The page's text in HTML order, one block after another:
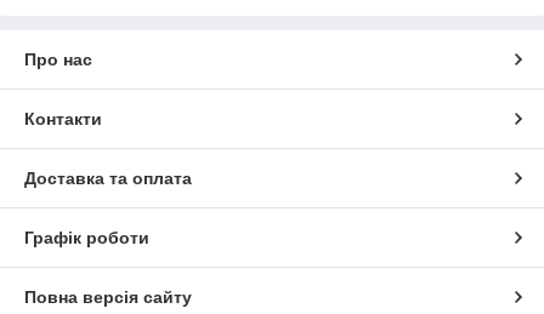
Про нас
Контакти
Доставка та оплата
Графік роботи
Повна версія сайту